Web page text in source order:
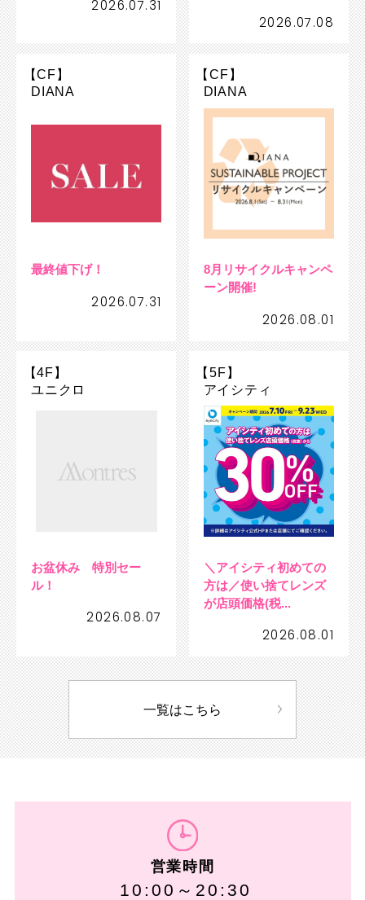
2026.07.31
2026.07.08
【CF】
DIANA
最終値下げ！
2026.07.31
【CF】
DIANA
8月リサイクルキャンペ
ーン開催!
2026.08.01
【4F】
ユニクロ
お盆休み 特別セー
ル！
2026.08.07
【5F】
アイシティ
＼アイシティ初めての
方は／使い捨てレンズ
が店頭価格(税...
2026.08.01
一覧はこちら
営業時間
10:00～20:30